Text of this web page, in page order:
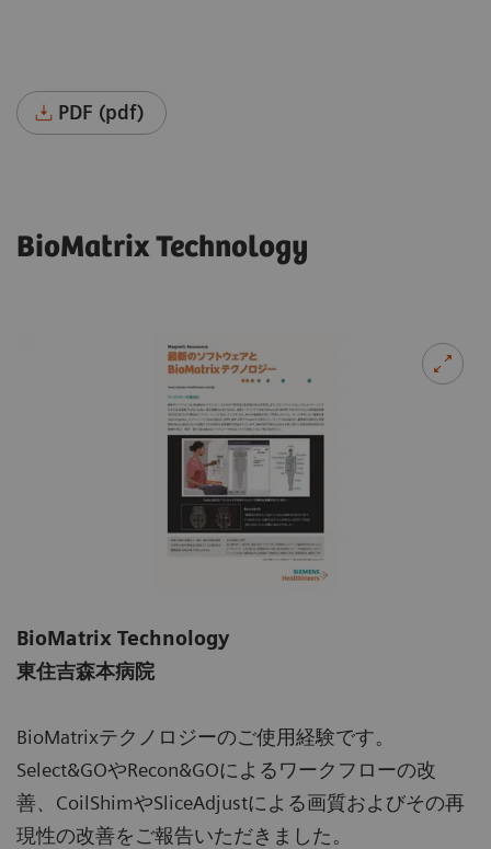
PDF (pdf)
BioMatrix Technology
BioMatrix Technology
東住吉森本病院
BioMatrixテクノロジーのご使用経験です。
Select&GOやRecon&GOによるワークフローの改
善、CoilShimやSliceAdjustによる画質およびその再
現性の改善をご報告いただきました。